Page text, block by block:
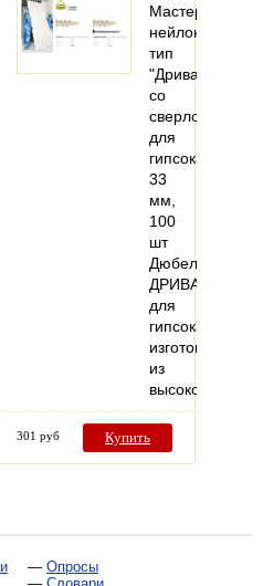
Мастер
нейлоновый,
тип
"Дрива"
со
сверлом,
для
гипсокартона,
33
мм,
100
шт
Дюбели
ДРИВА
для
гипсокартона
изготовлены
из
301 руб Купить
— Опросы
— Словари